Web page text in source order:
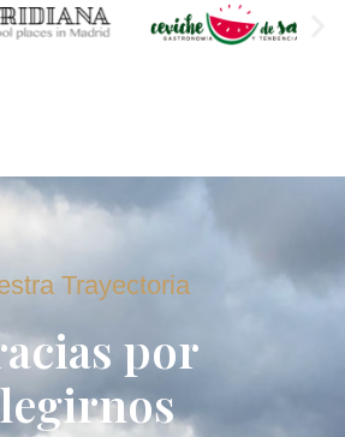
Trayectoria
por